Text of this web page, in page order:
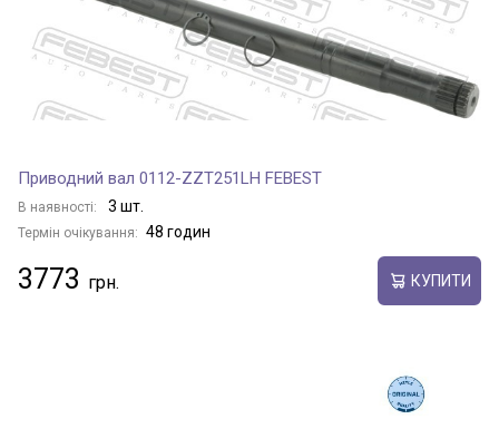
Приводний вал 0112-ZZT251LH FEBEST
В наявності: 3 шт.
Термін очікування: 48 годин
3773 КУПИТИ